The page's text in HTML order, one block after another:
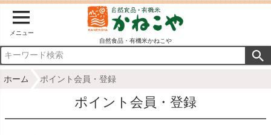
メニュー
自然食品・有機米かねこや
ホーム ポイント会員・登録
ポイント会員・登録